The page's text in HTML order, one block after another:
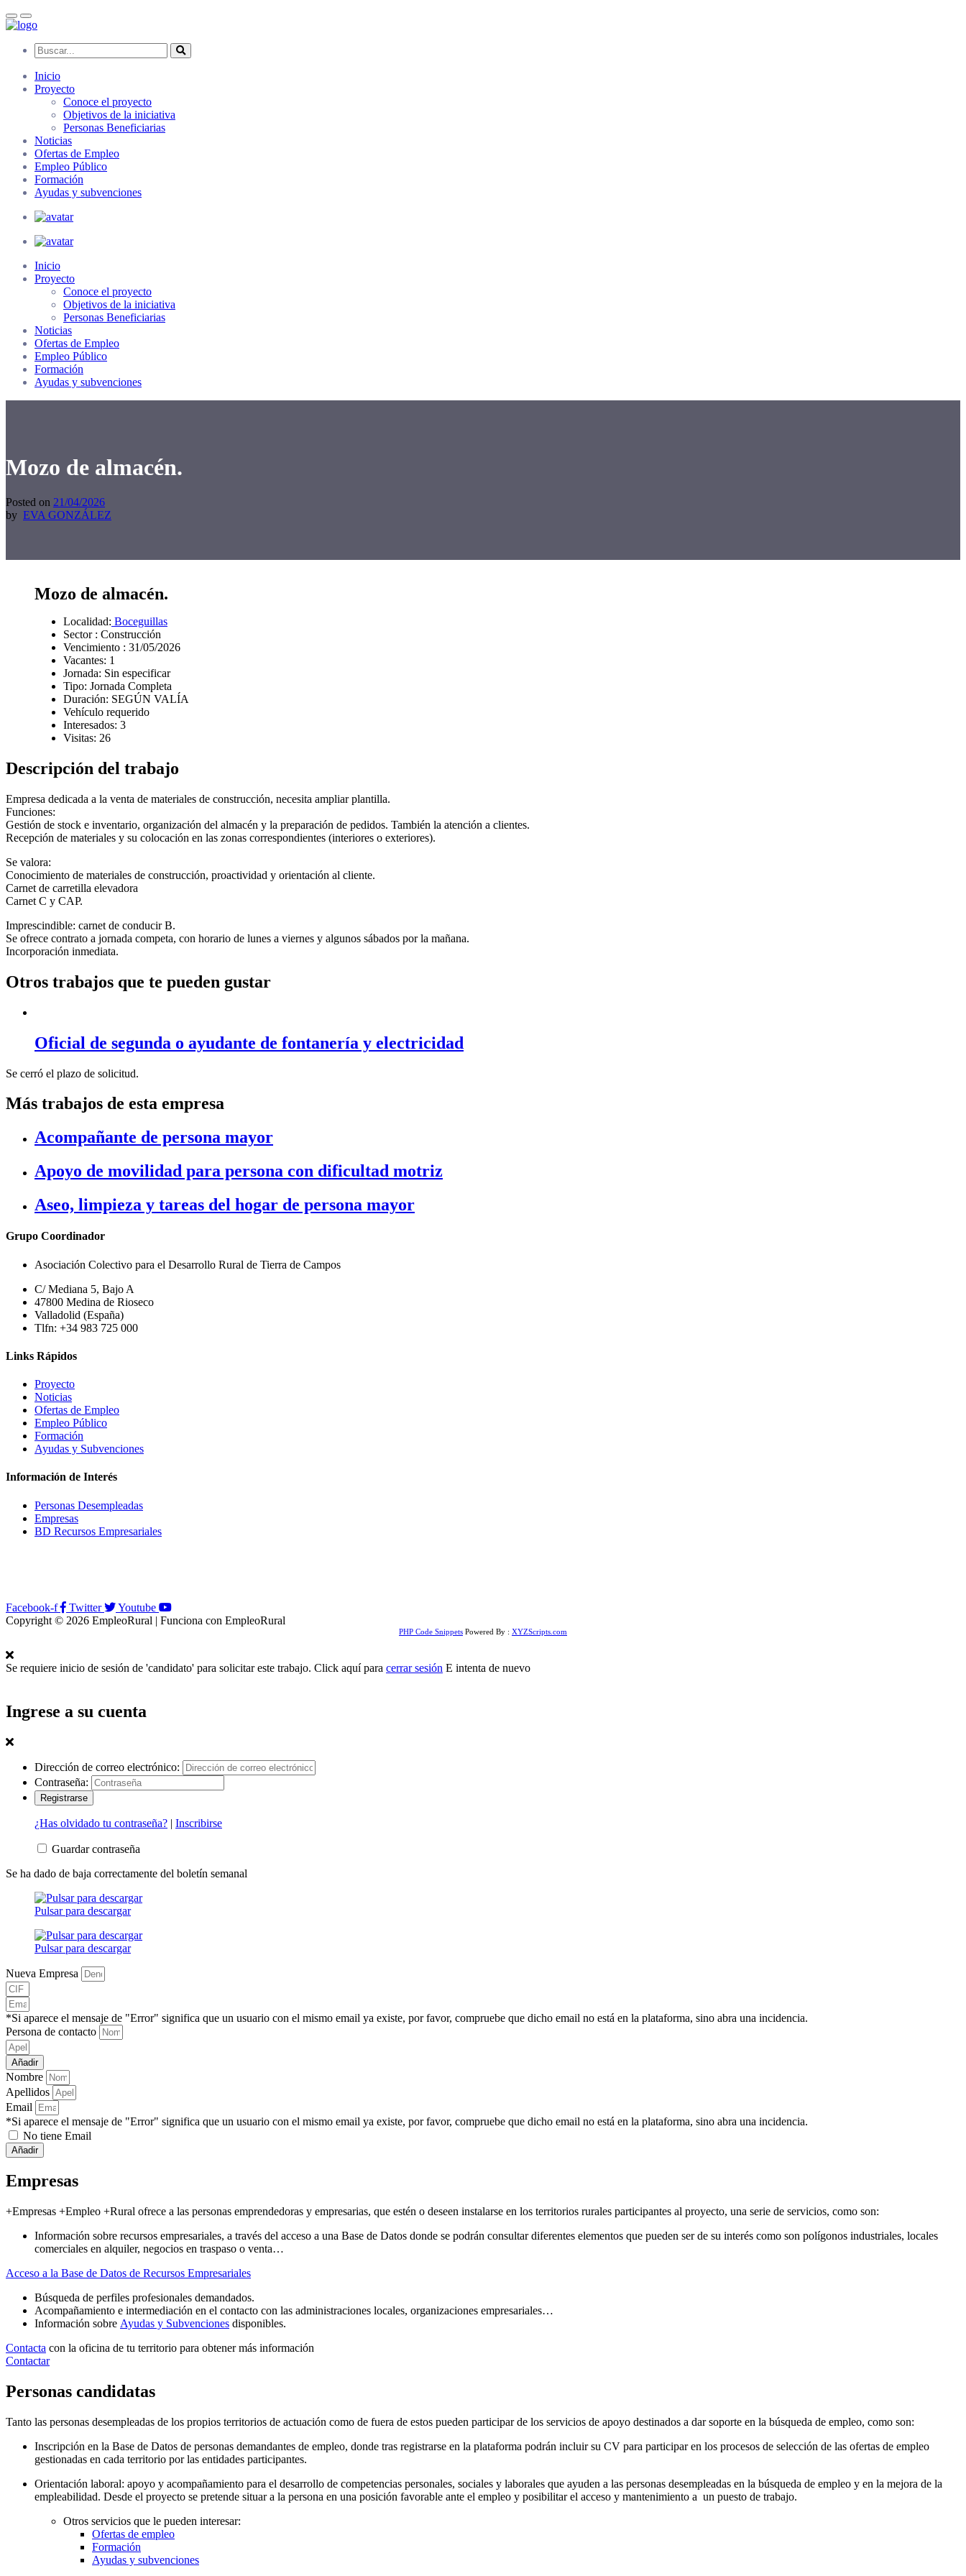
Skip
to
content Buscar...
Inicio
Proyecto
Conoce el proyecto
Objetivos de la iniciativa
Personas Beneficiarias
Noticias
Ofertas de Empleo
Empleo Público
Formación
Ayudas y subvenciones
Inicio
Proyecto
Conoce el proyecto
Objetivos de la iniciativa
Personas Beneficiarias
Noticias
Ofertas de Empleo
Empleo Público
Formación
Ayudas y subvenciones
Mozo de almacén.
Posted on 21/04/2026
by EVA GONZÁLEZ
Mozo de almacén.
Localidad: Boceguillas
Sector : Construcción
Vencimiento : 31/05/2026
Vacantes: 1
Jornada: Sin especificar
Tipo: Jornada Completa
Duración: SEGÚN VALÍA
Vehículo requerido
Interesados: 3
Visitas: 26
Descripción del trabajo
Empresa dedicada a la venta de materiales de construcción, necesita ampliar plantilla.
Funciones:
Gestión de stock e inventario, organización del almacén y la preparación de pedidos. También la atención a clientes.
Recepción de materiales y su colocación en las zonas correspondientes (interiores o exteriores).
Se valora:
Conocimiento de materiales de construcción, proactividad y orientación al cliente.
Carnet de carretilla elevadora
Carnet C y CAP.
Imprescindible: carnet de conducir B.
Se ofrece contrato a jornada competa, con horario de lunes a viernes y algunos sábados por la mañana.
Incorporación inmediata.
Otros trabajos que te pueden gustar
Oficial de segunda o ayudante de fontanería y electricidad
Se cerró el plazo de solicitud.
Más trabajos de esta empresa
Acompañante de persona mayor
Apoyo de movilidad para persona con dificultad motriz
Aseo, limpieza y tareas del hogar de persona mayor
Grupo Coordinador
Asociación Colectivo para el Desarrollo Rural de Tierra de Campos
C/ Mediana 5, Bajo A
47800 Medina de Rioseco
Valladolid (España)
Tlfn: +34 983 725 000
Links Rápidos
Proyecto
Noticias
Ofertas de Empleo
Empleo Público
Formación
Ayudas y Subvenciones
Información de Interés
Personas Desempleadas
Empresas
BD Recursos Empresariales
Facebook-f Twitter
Youtube
Copyright © 2026 EmpleoRural | Funciona con EmpleoRural
PHP Code Snippets Powered By : XYZScripts.com
Se requiere inicio de sesión de 'candidato' para solicitar este trabajo. Click aquí para cerrar sesión E intenta de nuevo
Ingrese a su cuenta
Dirección de correo electrónico:
Contraseña:
¿Has olvidado tu contraseña? | Inscribirse
Guardar contraseña
Se ha dado de baja correctamente del boletín semanal
Pulsar para descargar
Pulsar para descargar
Nueva Empresa
*Si aparece el mensaje de "Error" significa que un usuario con el mismo email ya existe, por favor, compruebe que dicho email no está en la plataforma, sino abra una incidencia.
Persona de contacto
Añadir
Nombre
Apellidos
Email
*Si aparece el mensaje de "Error" significa que un usuario con el mismo email ya existe, por favor, compruebe que dicho email no está en la plataforma, sino abra una incidencia.
No tiene Email
Añadir
Empresas
+Empresas +Empleo +Rural ofrece a las personas emprendedoras y empresarias, que estén o deseen instalarse en los territorios rurales participantes al proyecto, una serie de servicios, como son:
Información sobre recursos empresariales, a través del acceso a una Base de Datos donde se podrán consultar diferentes elementos que pueden ser de su interés como son polígonos industriales, locales
comerciales en alquiler, negocios en traspaso o venta…
Acceso a la Base de Datos de Recursos Empresariales
Búsqueda de perfiles profesionales demandados.
Acompañamiento e intermediación en el contacto con las administraciones locales, organizaciones empresariales…
Información sobre Ayudas y Subvenciones disponibles.
Contacta con la oficina de tu territorio para obtener más información
Contactar
Personas candidatas
Tanto las personas desempleadas de los propios territorios de actuación como de fuera de estos pueden participar de los servicios de apoyo destinados a dar soporte en la búsqueda de empleo, como son:
Inscripción en la Base de Datos de personas demandantes de empleo, donde tras registrarse en la plataforma podrán incluir su CV para participar en los procesos de selección de las ofertas de empleo
gestionadas en cada territorio por las entidades participantes.
Orientación laboral: apoyo y acompañamiento para el desarrollo de competencias personales, sociales y laborales que ayuden a las personas desempleadas en la búsqueda de empleo y en la mejora de la
empleabilidad. Desde el proyecto se pretende situar a la persona en una posición favorable ante el empleo y posibilitar el acceso y mantenimiento a un puesto de trabajo.
Otros servicios que le pueden interesar:
Ofertas de empleo
Formación
Ayudas y subvenciones